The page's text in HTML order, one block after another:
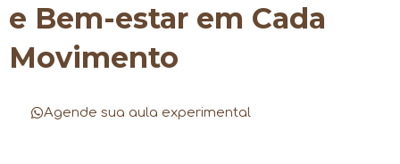
e Bem-estar em Cada
Movimento
Agende sua aula experimental